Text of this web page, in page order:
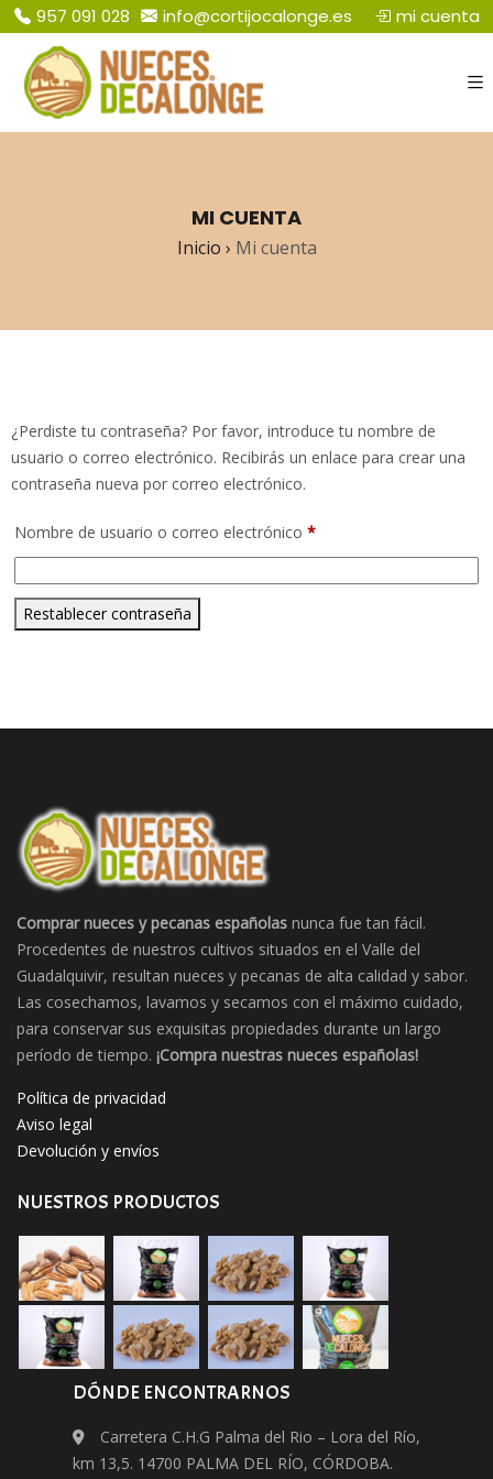
​957 091 028 info@cortijocalonge.es mi cuenta
MI CUENTA
Inicio › Mi cuenta
¿Perdiste tu contraseña? Por favor, introduce tu nombre de
usuario o correo electrónico. Recibirás un enlace para crear una
contraseña nueva por correo electrónico.
Nombre de usuario o correo electrónico *
Restablecer contraseña
Comprar nueces y pecanas españolas nunca fue tan fácil.
Procedentes de nuestros cultivos situados en el Valle del
Guadalquivir, resultan nueces y pecanas de alta calidad y sabor.
Las cosechamos, lavamos y secamos con el máximo cuidado,
para conservar sus exquisitas propiedades durante un largo
período de tiempo. ¡Compra nuestras nueces españolas!
Política de privacidad
Aviso legal
Devolución y envíos
NUESTROS PRODUCTOS
DÓNDE ENCONTRARNOS
Carretera C.H.G Palma del Rio – Lora del Río,
km 13,5. 14700 PALMA DEL RÍO, CÓRDOBA.